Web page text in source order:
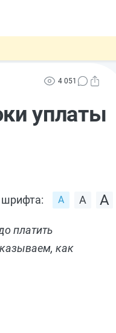
4 051
уплаты
платить
как